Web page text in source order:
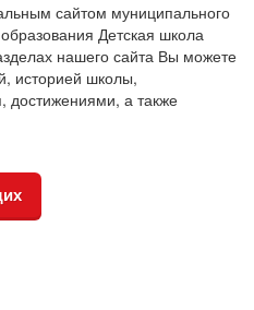
сайтом муниципального
Детская школа
нашего сайта Вы можете
историей школы,
достижениями, а также